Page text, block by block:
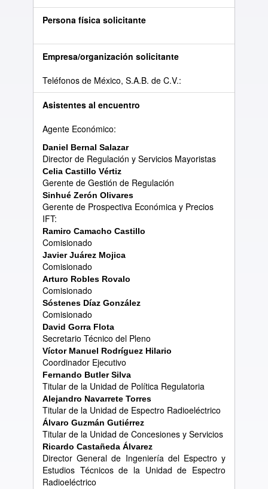
Persona física solicitante
Empresa/organización solicitante
Teléfonos de México, S.A.B. de C.V.:
Asistentes al encuentro
Agente Económico:
Daniel Bernal Salazar
Director de Regulación y Servicios Mayoristas
Celia Castillo Vértiz
Gerente de Gestión de Regulación
Sinhué Zerón Olivares
Gerente de Prospectiva Económica y Precios
IFT:
Ramiro Camacho Castillo
Comisionado
Javier Juárez Mojica
Comisionado
Arturo Robles Rovalo
Comisionado
Sóstenes Díaz González
Comisionado
David Gorra Flota
Secretario Técnico del Pleno
Víctor Manuel Rodríguez Hilario
Coordinador Ejecutivo
Fernando Butler Silva
Titular de la Unidad de Política Regulatoria
Alejandro Navarrete Torres
Titular de la Unidad de Espectro Radioeléctrico
Álvaro Guzmán Gutiérrez
Titular de la Unidad de Concesiones y Servicios
Ricardo Castañeda Álvarez
Director General de Ingeniería del Espectro y
Estudios Técnicos de la Unidad de Espectro
Radioeléctrico